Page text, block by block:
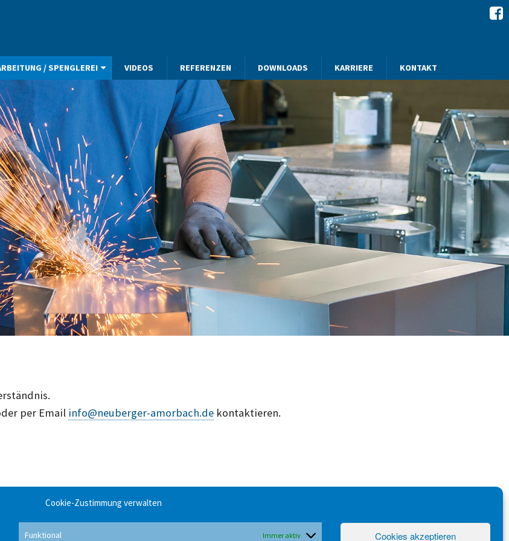
Cookie-Zustimmung verwalten
Funktional Immer aktiv Cookies akzeptieren
/ SPENGLEREI VIDEOS REFERENZEN DOWNLOADS KARRIERE KONTAKT
per Email info@neuberger-amorbach.de kontaktieren.